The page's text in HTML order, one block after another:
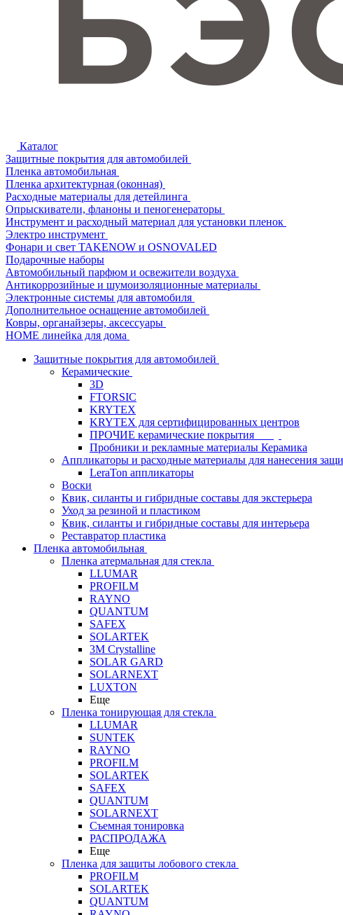
Каталог
Защитные покрытия для автомобилей
Пленка автомобильная
Пленка архитектурная (оконная)
Расходные материалы для детейлинга
Опрыскиватели, фланоны и пеногенераторы
Инструмент и расходный материал для установки пленок
Электро инструмент
Фонари и свет TAKENOW и OSNOVALED
Подарочные наборы
Автомобильный парфюм и освежители воздуха
Антикоррозийные и шумоизоляционные материалы
Электронные системы для автомобиля
Дополнительное оснащение автомобилей
Ковры, органайзеры, аксессуары
HOME линейка для дома
Защитные покрытия для автомобилей
Керамические
3D
FTORSIC
KRYTEX
KRYTEX для сертифицированных центров
ПРОЧИЕ керамические покрытия
Пробники и рекламные материалы Керамика
Аппликаторы и расходные материалы для нанесения
LeraTon аппликаторы
Воски
Квик, силанты и гибридные составы для экстерьера
Уход за резиной и пластиком
Квик, силанты и гибридные составы для интерьера
Реставратор пластика
Пленка автомобильная
Пленка атермальная для стекла
LLUMAR
PROFILM
RAYNO
QUANTUM
SAFEX
SOLARTEK
3M Crystalline
SOLAR GARD
SOLARNEXT
LUXTON
Еще
Пленка тонирующая для стекла
LLUMAR
SUNTEK
RAYNO
PROFILM
SOLARTEK
SAFEX
QUANTUM
SOLARNEXT
Съемная тонировка
РАСПРОДАЖА
Еще
Пленка для защиты лобового стекла
PROFILM
SOLARTEK
QUANTUM